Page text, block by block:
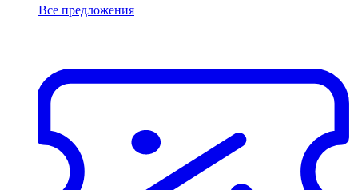
Все предложения